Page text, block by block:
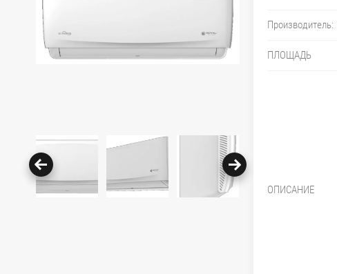
Производитель:
ПЛОЩАДЬ
ОПИСАНИЕ